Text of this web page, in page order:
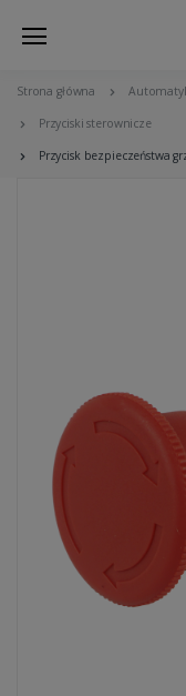
Strona główna
Przyciski sterownicze
Przycisk bezpieczeństwa